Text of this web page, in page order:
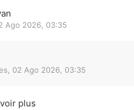
Ago 2026, 03:35
02 Ago 2026, 03:35
plus